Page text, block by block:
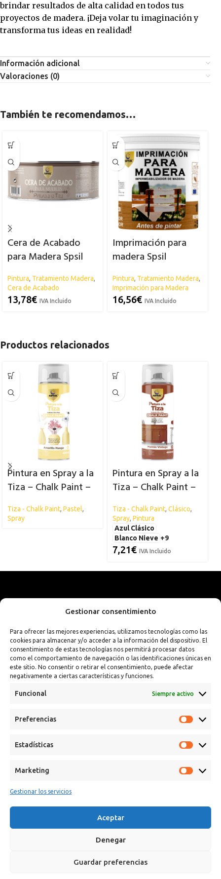
Gestionar consentimiento
Para ofrecer las mejores experiencias, utilizamos tecnologías como las
cookies para almacenar y/o acceder a la información del dispositivo. El
consentimiento de estas tecnologías nos permitirá procesar datos
como el comportamiento de navegación o las identificaciones únicas en
este sitio. No consentir o retirar el consentimiento, puede afectar
negativamente a ciertas características y funciones.
Funcional Siempre activo
Preferencias
Estadísticas
Marketing
Gestionar los servicios
Aceptar
Denegar
Guardar preferencias
brindar resultados de alta calidad en todos tus
proyectos de madera. ¡Deja volar tu imaginación y
transforma tus ideas en realidad!
Información adicional
Valoraciones (0)
También te recomendamos…
Cera de Acabado
para Madera Spsil
Pintura, Tratamiento Madera,
Cera de Acabado
13,78€ IVA Incluido
Imprimación para
madera Spsil
Pintura, Tratamiento Madera,
Imprimación para Madera
16,56€ IVA Incluido
Productos relacionados
Pintura en Spray a la
Tiza – Chalk Paint –
Pastel
Tiza - Chalk Paint, Pastel,
Spray
Pintura en Spray a la
Tiza – Chalk Paint –
Tiza - Chalk Paint, Clásico,
Spray, Pintura
Azul Clásico
Blanco Nieve +9
7,21€ IVA Incluido